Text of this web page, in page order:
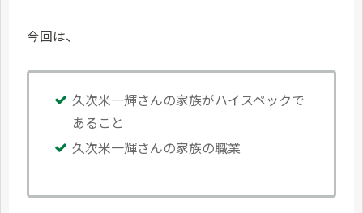
今回は、
久次米一輝さんの家族がハイスペックで
あること
久次米一輝さんの家族の職業